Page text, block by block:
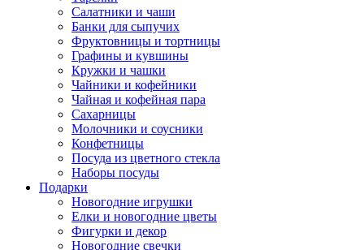
Салатники и чаши
Банки для сыпучих
Фруктовницы и тортницы
Графины и кувшины
Кружки и чашки
Чайники и кофейники
Чайная и кофейная пара
Сахарницы
Молочники и соусники
Конфетницы
Посуда из цветного стекла
Наборы посуды
Подарки
Новогодние игрушки
Елки и новогодние цветы
Фигурки и декор
Новогодние свечки